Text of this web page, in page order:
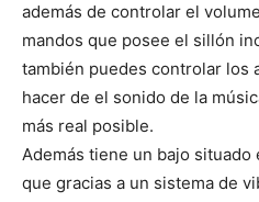
además de controlar el
mandos que posee el sillón
también puedes controlar los
hacer de el sonido de la
más real posible.
Además tiene un bajo
que gracias a un sistema de